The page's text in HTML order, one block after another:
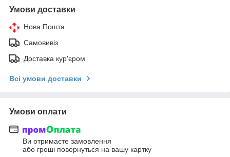
Умови доставки
Нова Пошта
Самовивіз
Доставка кур'єром
Всі умови доставки
Умови оплати
Ви отримаєте замовлення
або гроші повернуться на вашу картку